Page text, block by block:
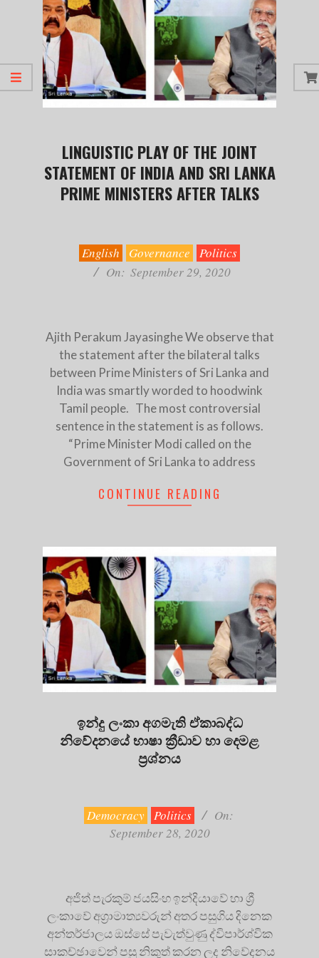
LINGUISTIC PLAY OF THE JOINT
STATEMENT OF INDIA AND SRI LANKA
PRIME MINISTERS AFTER TALKS
English Governance
Politics
On: September 29, 2020
Ajith Perakum Jayasinghe We observe that
the statement after the bilateral talks
between Prime Ministers of Sri Lanka and
India was smartly worded to hoodwink
Tamil people. The most controversial
sentence in the statement is as follows.
“Prime Minister Modi called on the
Government of Sri Lanka to address
CONTINUE READING
ඉන්දු ලංකා අගමැති ඒකාබද්ධ
නිවේදනයේ භාෂා ක්‍රීඩාව හා දෙමළ
ප්‍රශ්නය
Democracy Politics
On:
September 28, 2020
අජිත් පැරකුම් ජයසිංහ ඉන්දියාවේ හා ශ්‍රී
ලංකාවේ අග්‍රාමාත්‍යවරුන් අතර පසුගිය දිනෙක
අන්තර්ජාලය ඔස්සේ පැවැත්වුණු ද්විපාර්ශ්වික
සාකච්ඡාවෙන් පසු නිකුත් කරන ලද නිවේදනය